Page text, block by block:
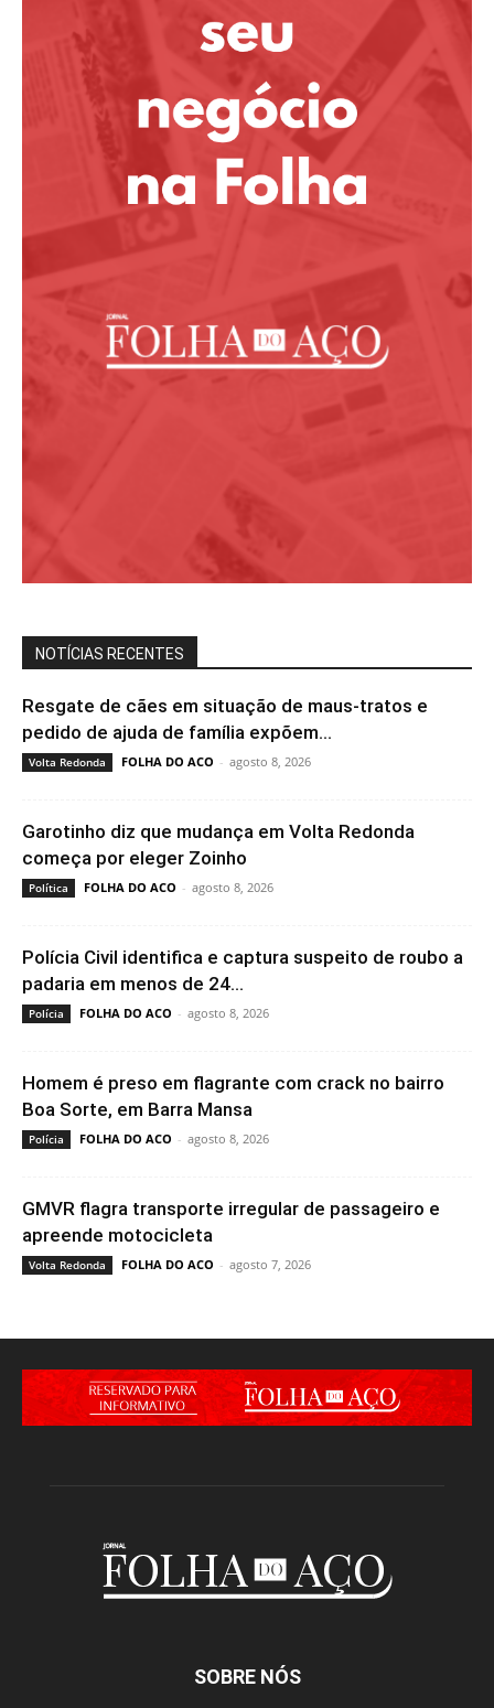
NOTÍCIAS RECENTES
Resgate de cães em situação de maus-tratos e
pedido de ajuda de família expõem...
Volta Redonda FOLHA DO ACO - agosto 8, 2026
Garotinho diz que mudança em Volta Redonda
começa por eleger Zoinho
Política FOLHA DO ACO - agosto 8, 2026
Polícia Civil identifica e captura suspeito de roubo a
padaria em menos de 24...
Polícia FOLHA DO ACO - agosto 8, 2026
Homem é preso em flagrante com crack no bairro
Boa Sorte, em Barra Mansa
Polícia FOLHA DO ACO - agosto 8, 2026
GMVR flagra transporte irregular de passageiro e
apreende motocicleta
Volta Redonda FOLHA DO ACO - agosto 7, 2026
SOBRE NÓS